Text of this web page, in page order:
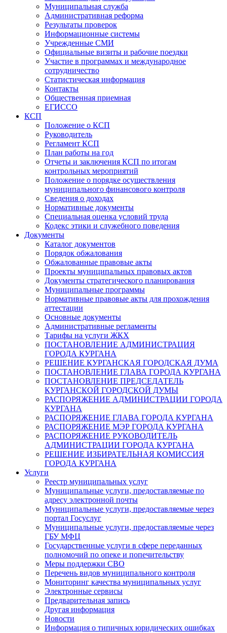
Муниципальная служба
Административная реформа
Результаты проверок
Информационные системы
Учрежденные СМИ
Официальные визиты и рабочие поездки
Участие в программах и международное
сотрудничество
Статистическая информация
Контакты
Общественная приемная
ЕГИССО
КСП
Положение о КСП
Руководитель
Регламент КСП
План работы на год
Отчеты и заключения КСП по итогам
контрольных мероприятий
Положение о порядке осуществления
муниципального финансового контроля
Сведения о доходах
Нормативные документы
Специальная оценка условий труда
Кодекс этики и служебного поведения
Документы
Каталог документов
Порядок обжалования
Обжалованные правовые акты
Проекты муниципальных правовых актов
Документы стратегического планирования
Муниципальные программы
Нормативные правовые акты для прохождения
аттестации
Основные документы
Административные регламенты
Тарифы на услуги ЖКХ
ПОСТАНОВЛЕНИЕ АДМИНИСТРАЦИЯ
ГОРОДА КУРГАНА
РЕШЕНИЕ КУРГАНСКАЯ ГОРОДСКАЯ ДУМА
ПОСТАНОВЛЕНИЕ ГЛАВА ГОРОДА КУРГАНА
ПОСТАНОВЛЕНИЕ ПРЕДСЕДАТЕЛЬ
КУРГАНСКОЙ ГОРОДСКОЙ ДУМЫ
РАСПОРЯЖЕНИЕ АДМИНИСТРАЦИИ ГОРОДА
КУРГАНА
РАСПОРЯЖЕНИЕ ГЛАВА ГОРОДА КУРГАНА
РАСПОРЯЖЕНИЕ МЭР ГОРОДА КУРГАНА
РАСПОРЯЖЕНИЕ РУКОВОДИТЕЛЬ
АДМИНИСТРАЦИИ ГОРОДА КУРГАНА
РЕШЕНИЕ ИЗБИРАТЕЛЬНАЯ КОМИССИЯ
ГОРОДА КУРГАНА
Услуги
Реестр муниципальных услуг
Муниципальные услуги, предоставляемые по
адресу электронной почты
Муниципальные услуги, предоставляемые через
портал Госуслуг
Муниципальные услуги, предоставляемые через
ГБУ МФЦ
Государственные услуги в сфере переданных
полномочий по опеке и попечительству
Меры поддержки СВО
Перечень видов муниципального контроля
Мониторинг качества муниципальных услуг
Электронные сервисы
Предварительная запись
Другая информация
Новости
Информация о типичных юридических ошибках